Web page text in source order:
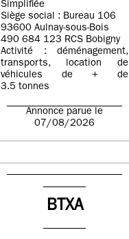
Simplifiée
Siège social : Bureau 106
93600 Aulnay-sous-Bois
490 684 123 RCS Bobigny
Activité : déménagement,
transports, location de
véhicules de + de
3.5 tonnes
Annonce parue le
07/08/2026
BTXA